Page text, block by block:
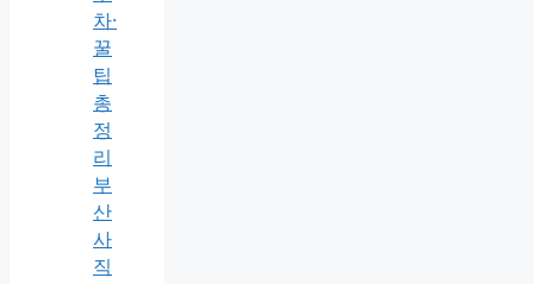
차·
꿀
팁
총
정
리
부
산
사
직